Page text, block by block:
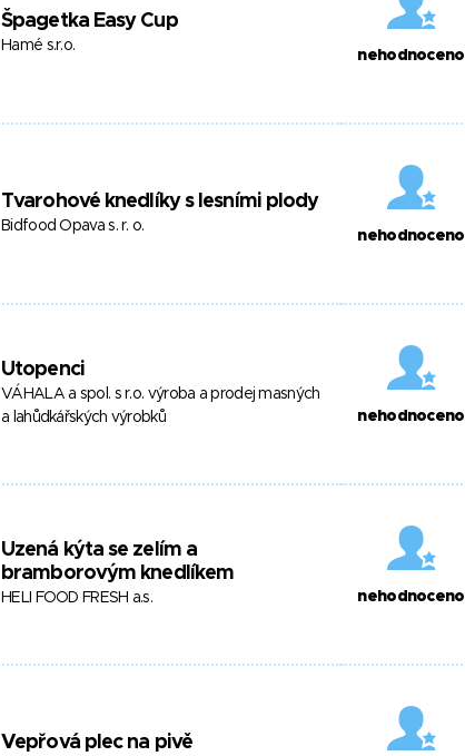
Špagetka Easy Cup
Hamé s.r.o.
nehodnoceno
Tvarohové knedlíky s lesními plody
Bidfood Opava s. r. o.
nehodnoceno
Utopenci
VÁHALA a spol. s r.o. výroba a prodej masných
a lahůdkářských výrobků
nehodnoceno
Uzená kýta se zelím a
bramborovým knedlíkem
HELI FOOD FRESH a.s. nehodnoceno
Vepřová plec na pivě